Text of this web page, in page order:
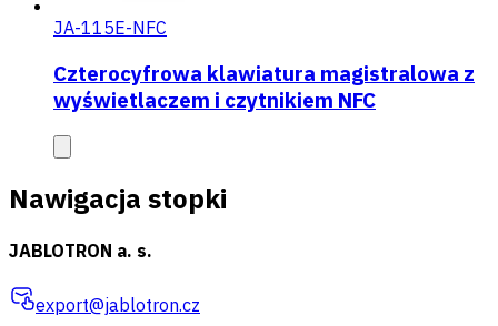
JA-115E-NFC
Czterocyfrowa klawiatura magistralowa z
wyświetlaczem i czytnikiem NFC
Nawigacja stopki
JABLOTRON a. s.
export@jablotron.cz